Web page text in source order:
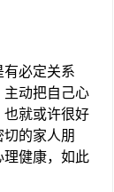
必定关系
动把自己心
就或许很好
的家人朋
健康，如此